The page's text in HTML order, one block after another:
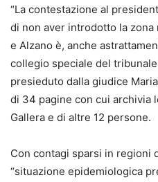
“La contestazione al
di non aver introdotto la zona
e Alzano è, anche
collegio speciale del
presieduto dalla giudice
di 34 pagine con cui archivia
Gallera e di altre 12 persone.
Con contagi sparsi in regioni
“situazione epidemiologica